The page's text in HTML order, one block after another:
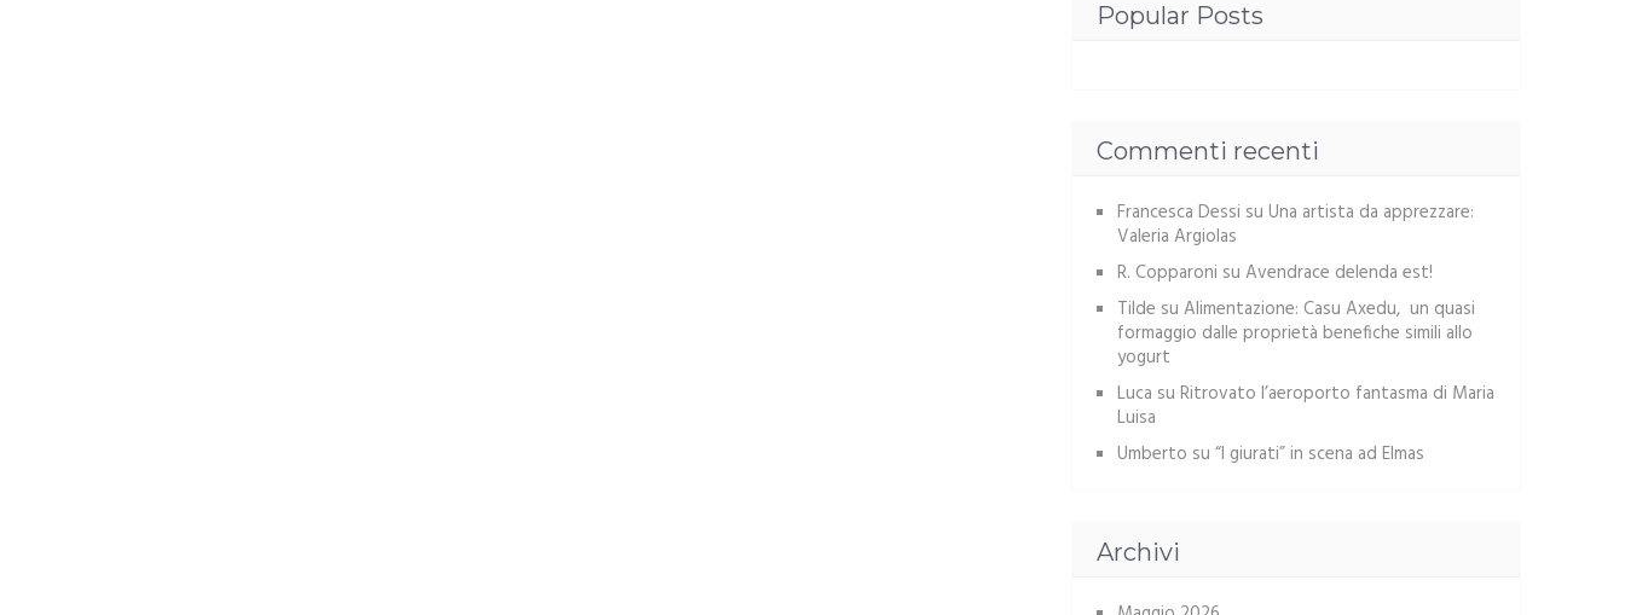
Popular Posts
Commenti recenti
Francesca Dessi su Una artista da apprezzare:
Valeria Argiolas
R. Copparoni su Avendrace delenda est!
Tilde su Alimentazione: Casu Axedu, un quasi
formaggio dalle proprietà benefiche simili allo
yogurt
Luca su Ritrovato l’aeroporto fantasma di Maria
Luisa
Umberto su “I giurati” in scena ad Elmas
Archivi